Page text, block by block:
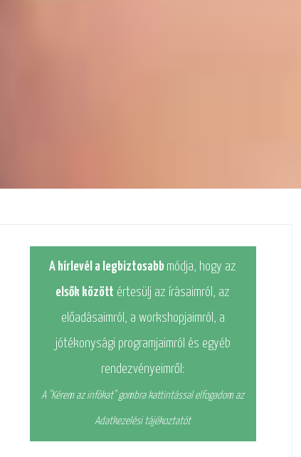
A hírlevél a legbiztosabb módja, hogy az
elsők között értesülj az írásaimról, az
előadásaimról, a workshopjaimról, a
jótékonysági programjaimról és egyéb
rendezvényeimről:
A "Kérem az infókat" gombra kattintással elfogadom az
Adatkezelési tájékoztatót